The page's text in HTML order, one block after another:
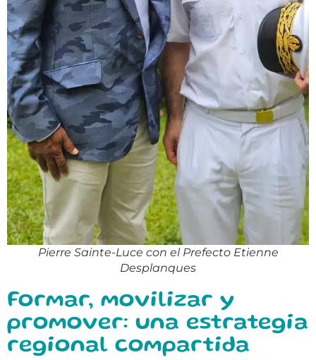
Pierre Sainte-Luce con el Prefecto Etienne
Desplanques
Formar, movilizar y
promover: una estrategia
regional compartida